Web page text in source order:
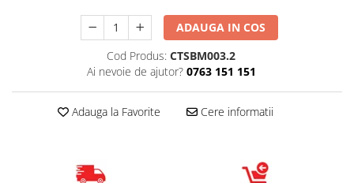
ADAUGA IN COS
Cod Produs: CTSBM003.2
Ai nevoie de ajutor? 0763 151 151
Adauga la Favorite Cere informatii